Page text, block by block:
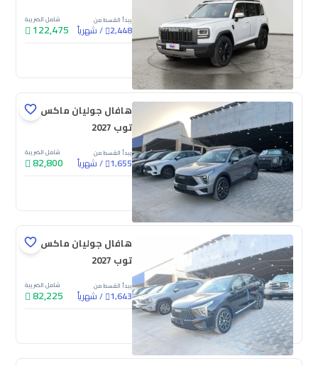
يبدأ القسط من
2,448
/شهرياً
شامل الضريبة
122,475
جديدة
هافال جوليان ماكس
توب 2027
يبدأ القسط من
1,655
/شهرياً
شامل الضريبة
82,800
جديدة
هافال جوليان ماكس
توب 2027
يبدأ القسط من
1,643
/شهرياً
شامل الضريبة
82,225
جديدة